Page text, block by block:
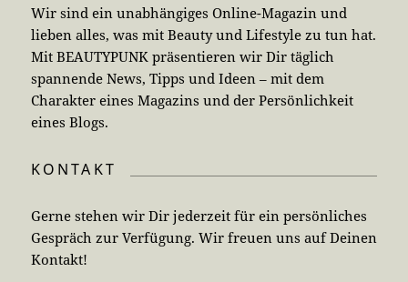
Wir sind ein unabhängiges Online-Magazin und
lieben alles, was mit Beauty und Lifestyle zu tun hat.
Mit BEAUTYPUNK präsentieren wir Dir täglich
spannende News, Tipps und Ideen – mit dem
Charakter eines Magazins und der Persönlichkeit
eines Blogs.
KONTAKT
Gerne stehen wir Dir jederzeit für ein persönliches
Gespräch zur Verfügung. Wir freuen uns auf Deinen
Kontakt!